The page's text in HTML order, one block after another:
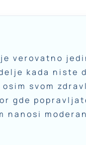
je verovatno
kada niste
svom
gde
nanosi